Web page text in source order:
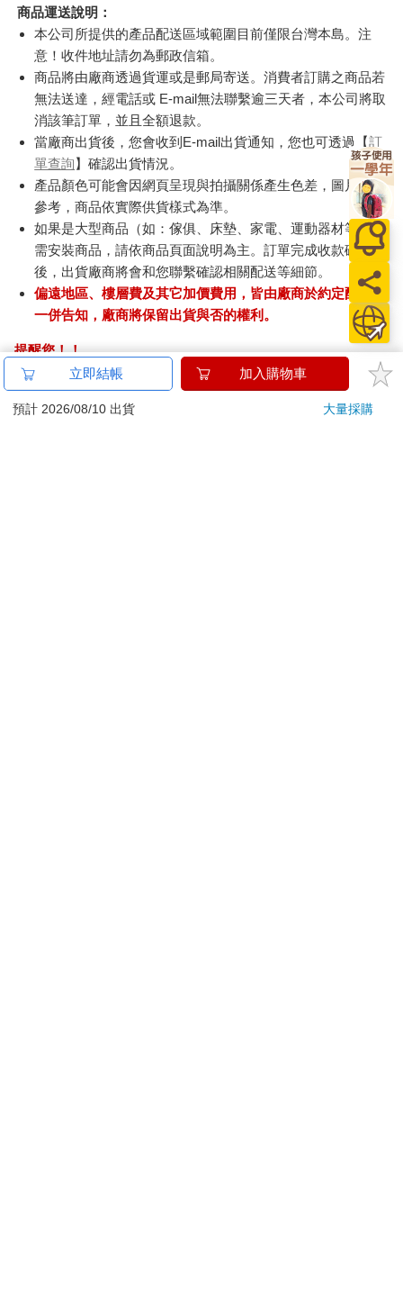
商品運送說明：
本公司所提供的產品配送區域範圍目前僅限台灣本島。注
意！收件地址請勿為郵政信箱。
商品將由廠商透過貨運或是郵局寄送。消費者訂購之商品若
無法送達，經電話或 E-mail無法聯繫逾三天者，本公司將取
消該筆訂單，並且全額退款。
當廠商出貨後，您會收到E-mail出貨通知，您也可透過【訂
單查詢 】確認出貨情況。
產品顏色可能會因網頁呈現與拍攝關係產生色差，圖片僅供
參考，商品依實際供貨樣式為準。
如果是大型商品（如：傢俱、床墊、家電、運動器材等）及
需安裝商品，請依商品頁面說明為主。訂單完成收款確認
後，出貨廠商將會和您聯繫確認相關配送等細節。
偏遠地區、樓層費及其它加價費用，皆由廠商於約定配送時
一併告知，廠商將保留出貨與否的權利。
提醒您！！
金石堂及銀行均不會請您操作ATM! 如接獲電話要求您前往
ATM提款機，請不要聽從指示，以免受騙上當！
立即結帳 加入購物車
預計 2026/08/10 出貨 大量採購